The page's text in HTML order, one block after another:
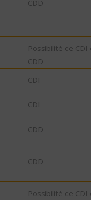
CDD
Possibilité de CDI
CDD
CDI
CDI
CDD
CDD
Possibilité de CDI